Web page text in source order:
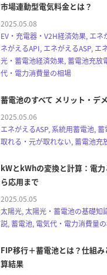
市場連動型電気料金とは？
2025.05.08
EV・充電器・V2H経済効果, エネ
ネがえるAPI, エネがえるASP, エ
光・蓄電池経済効果, 蓄電池充放
代・電力消費量の相場
蓄電池のすべて メリット・デ
2025.05.06
エネがえるASP, 系統用蓄電池,
取れる・元が取れない, 蓄電池充
kWとkWhの変換と計算：電
ら応用まで
2025.05.05
太陽光, 太陽光・蓄電池の基礎知
説, 蓄電池, 電気代・電力消費量
FIP移行＋蓄電池とは？仕組
算結果